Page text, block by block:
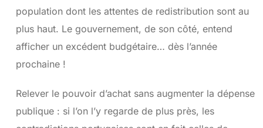
population dont les attentes de redistribution sont au
plus haut. Le gouvernement, de son côté, entend
afficher un excédent budgétaire… dès l’année
prochaine !
Relever le pouvoir d’achat sans augmenter la dépense
publique : si l’on l’y regarde de plus près, les